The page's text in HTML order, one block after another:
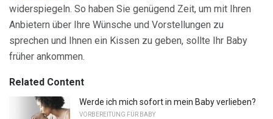
widerspiegeln. So haben Sie genügend Zeit, um mit Ihren
Anbietern über Ihre Wünsche und Vorstellungen zu
sprechen und Ihnen ein Kissen zu geben, sollte Ihr Baby
früher ankommen.
Related Content
Werde ich mich sofort in mein Baby verlieben?
VORBEREITUNG FÜR BABY